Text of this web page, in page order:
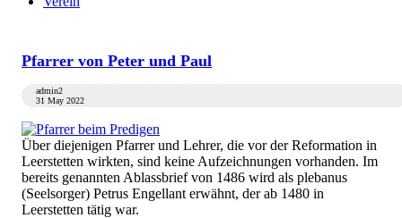
Pfarrer von Peter und Paul
admin2
31 May 2022
Über diejenigen Pfarrer und Lehrer, die vor der Reformation in
Leerstetten wirkten, sind keine Aufzeichnungen vorhanden. Im
bereits genannten Ablassbrief von 1486 wird als plebanus
(Seelsorger) Petrus Engellant erwähnt, der ab 1480 in
Leerstetten tätig war.